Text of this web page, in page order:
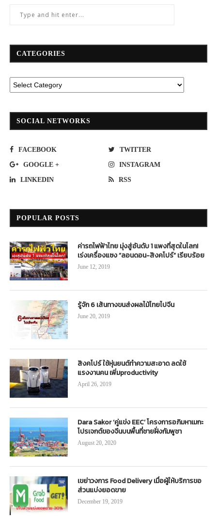
CATEGORIES
SOCIAL NETWORKS
FACEBOOK TWITTER
GOOGLE + INSTAGRAM
LINKEDIN RSS
POPULAR POSTS
ค่ารถไฟฟ้าไทย มุ่งสู่อันดับ 1 แพงที่สุดในโลก!
เร่งเครื่องแซง “ลอนดอน-สิงคโปร์” เรียบร้อย
June 12, 2019
รู้จัก 6 เส้นทางขนส่งผลไม้ไทยไปจีน
June 20, 2019
สิงคโปร์ ใช้หุ่นยนต์ทำความสะอาด ลดใช้
แรงงานคน เพิ่มproductivity
April 26, 2019
Dara Sakor ‘คู่แข่ง EEC’ โครงการอภิมหาเมกะ
โปรเจกต์ของจีนบนพื้นที่ชายฝั่งกัมพูชา
August 20, 2020
เขย่าวงการ Food Delivery เมื่อผู้ให้บริการขอ
ส่วนแบ่งยอดขาย
December 19, 2019